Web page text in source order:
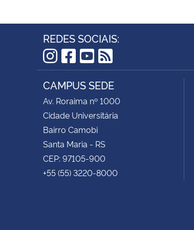
REDES SOCIAIS:
Instagram
Facebook
YouTube
RSS
CAMPUS SEDE
Av. Roraima nº 1000
Cidade Universitária
Bairro Camobi
Santa Maria - RS
CEP: 97105-900
+55 (55) 3220-8000